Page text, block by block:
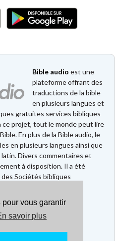
vous garantir
savoir plus
Bible audio est une
plateforme offrant des
traductions de la bible
en plusieurs langues et
gratuites services bibliques
projet, tout le monde peut lire
En plus de la Bible audio, le
en plusieurs langues ainsi que
Divers commentaires et
à disposition. Il a été
Sociétés bibliques